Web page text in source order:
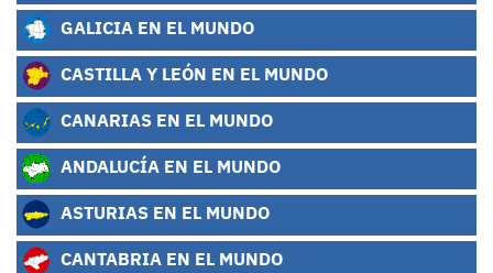
GALICIA EN EL MUNDO
CASTILLA Y LEÓN EN EL MUNDO
CANARIAS EN EL MUNDO
ANDALUCÍA EN EL MUNDO
ASTURIAS EN EL MUNDO
CANTABRIA EN EL MUNDO